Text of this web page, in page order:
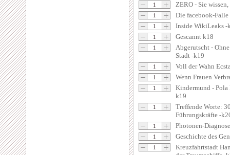
ZERO - Sie
Die facebook-
Inside WikiLeaks -
Gescannt k18
Abgerutscht -
Stadt -k19
Voll der Wahn
Wenn Frauen
Kindermund -
k19
Treffende Worte:
Führungskräfte -
Photonen-
Geschichte des
Kreuzfahrtstadt